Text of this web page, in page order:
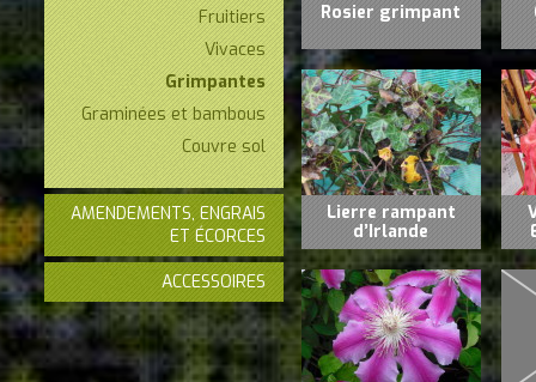
Fruitiers
Vivaces
Grimpantes
Graminées et bambous
Couvre sol
AMENDEMENTS, ENGRAIS
ET ÉCORCES
ACCESSOIRES
Rosier grimpant
Lierre rampant
d’Irlande